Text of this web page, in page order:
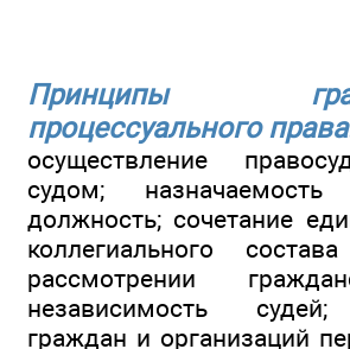
Принципы
процессуального
осуществление
судом;
должность; сочетание
коллегиального
рассмотрении
независимость судей;
граждан и организаций